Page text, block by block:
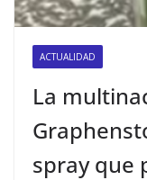
ACTUALIDAD
La
spray que